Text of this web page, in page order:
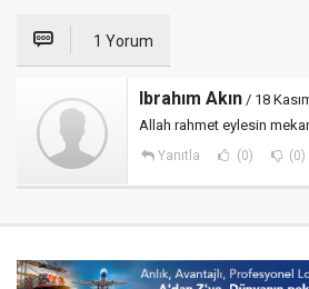
1 Yorum
Ibrahım Akın / 18
Allah rahmet eylesin
Yanıtla (0) (0)